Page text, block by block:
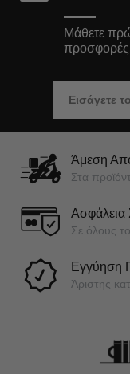
Μάθετε
προσφορές
Άμεση
Στα
Σε όλους
Εγγύηση
Άριστης